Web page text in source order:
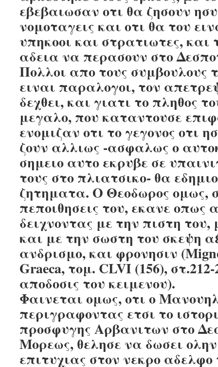
εβεβαιωσαν οτι θα ζησουν
νομοταγεις και οτι θα του
υπηκοοι και στρατιωτες, και
αδεια να περασουν στο
Πολλοι απο τους συμβουλους
ειναι παραλογοι, τον
δεχθει, και γιατι το πληθος
μεγαλο, που καταντουσε
ενομιζαν οτι το γεγονος οτι
ζουν αλλιως -ασφαλως ο
σημειο αυτο εκρυβε σε
τους στο πλιατσικο- θα
ζητηματα. Ο Θεοδωρος ομως,
πεποιθησεις του, εκανε οπως
δειχνοντας με την πιστη του,
και με την σωστη του σκεψη
ανδρισμο, και φρονησιν
Graeca, τομ. CLVI (156),
αποδοσις του κειμενου).
Φαινεται ομως, οτι ο
περιγραφοντας ετσι το
προσφυγης Αρβανιτων στο
Μορεως, θελησε να δωσει
επιτυχιας στον νεκρο αδελφο